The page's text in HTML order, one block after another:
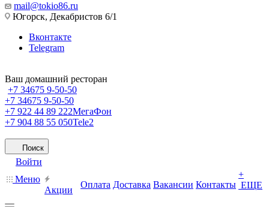
mail@tokio86.ru
Югорск, Декабристов 6/1
Вконтакте
Telegram
Ваш домашний ресторан
+7 34675 9-50-50
+7 34675 9-50-50
+7 922 44 89 222МегаФон
+7 904 88 55 050Tele2
Поиск
Войти
Меню
Акции
Оплата Доставка Вакансии Контакты
+
ЕЩЕ